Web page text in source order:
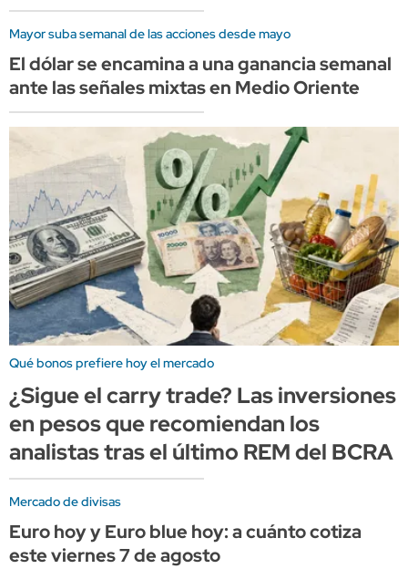
Mayor suba semanal de las acciones desde mayo
El dólar se encamina a una ganancia semanal
ante las señales mixtas en Medio Oriente
Qué bonos prefiere hoy el mercado
¿Sigue el carry trade? Las inversiones
en pesos que recomiendan los
analistas tras el último REM del BCRA
Mercado de divisas
Euro hoy y Euro blue hoy: a cuánto cotiza
este viernes 7 de agosto